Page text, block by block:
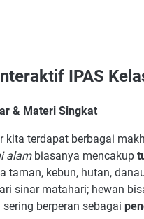
IPAS
& Materi Singkat
kita terdapat berbagai
alambiasanya mencakup
taman, kebun, hutan,
sinar matahari; hewan
berperan sebagai